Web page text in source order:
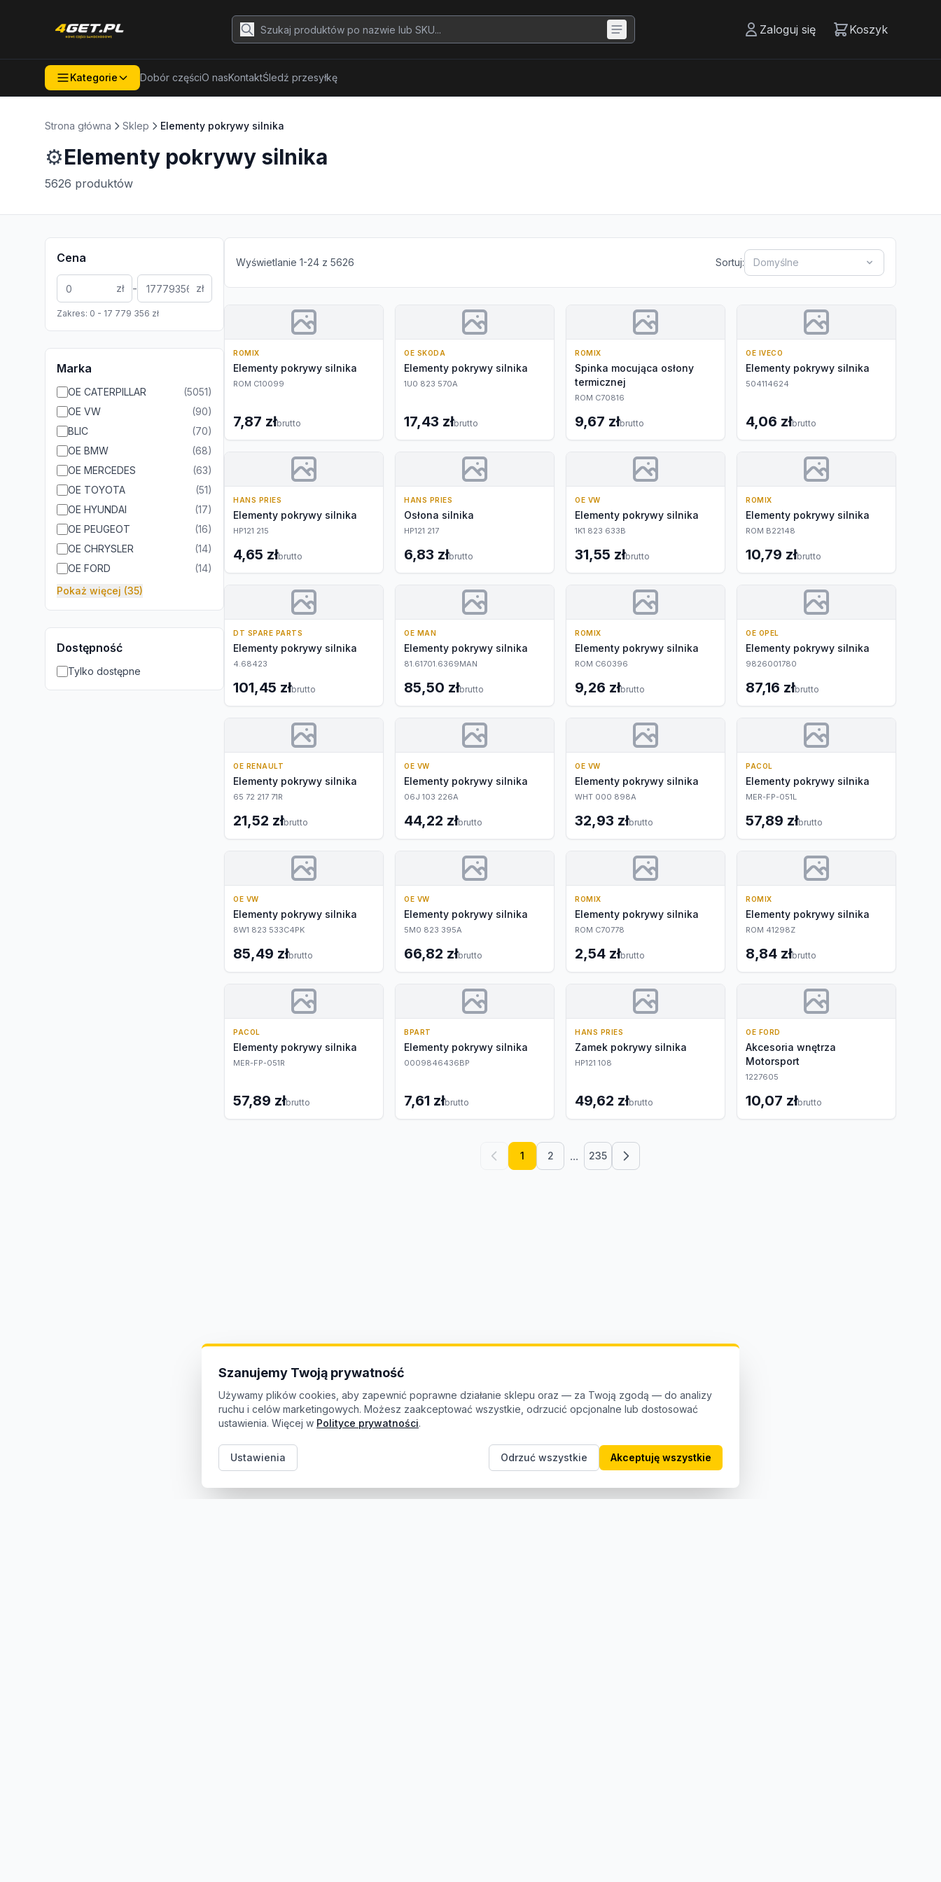
Zaloguj się Koszyk
Kategorie Dobór częściO nasKontaktŚledź przesyłkę
Strona główna Sklep Elementy pokrywy silnika
⚙️Elementy pokrywy silnika
5626 produktów
Cena
zł - zł
Zakres: 0 - 17 779 356 zł
Marka
OE CATERPILLAR (5051)
OE VW
(90)
BLIC
(70)
OE BMW
(68)
OE MERCEDES
(63)
OE TOYOTA
(51)
OE HYUNDAI
(17)
OE PEUGEOT
(16)
OE CHRYSLER
(14)
OE FORD
(14)
Pokaż więcej (35)
Dostępność
Tylko dostępne
Wyświetlanie 1-24 z 5626 Sortuj: Domyślne
ROMIX
Elementy pokrywy silnika
ROM C10099
7,87 złbrutto
OE SKODA
Elementy pokrywy silnika
1U0 823 570A
17,43 złbrutto
ROMIX
Spinka mocująca osłony
termicznej
ROM C70816
9,67 złbrutto
OE IVECO
Elementy pokrywy silnika
504114624
4,06 złbrutto
HANS PRIES
Elementy pokrywy silnika
HP121 215
4,65 złbrutto
HANS PRIES
Osłona silnika
HP121 217
6,83 złbrutto
OE VW
Elementy pokrywy silnika
1K1 823 633B
31,55 złbrutto
ROMIX
Elementy pokrywy silnika
ROM B22148
10,79 złbrutto
DT SPARE PARTS
Elementy pokrywy silnika
4.68423
101,45 złbrutto
OE MAN
Elementy pokrywy silnika
81.61701.6369MAN
85,50 złbrutto
ROMIX
Elementy pokrywy silnika
ROM C60396
9,26 złbrutto
OE OPEL
Elementy pokrywy silnika
9826001780
87,16 złbrutto
OE RENAULT
Elementy pokrywy silnika
65 72 217 71R
21,52 złbrutto
OE VW
Elementy pokrywy silnika
06J 103 226A
44,22 złbrutto
OE VW
Elementy pokrywy silnika
WHT 000 898A
32,93 złbrutto
PACOL
Elementy pokrywy silnika
MER-FP-051L
57,89 złbrutto
OE VW
Elementy pokrywy silnika
8W1 823 533C4PK
85,49 złbrutto
OE VW
Elementy pokrywy silnika
5M0 823 395A
66,82 złbrutto
ROMIX
Elementy pokrywy silnika
ROM C70778
2,54 złbrutto
ROMIX
Elementy pokrywy silnika
ROM 41298Z
8,84 złbrutto
PACOL
Elementy pokrywy silnika
MER-FP-051R
57,89 złbrutto
BPART
Elementy pokrywy silnika
0009846436BP
7,61 złbrutto
HANS PRIES
Zamek pokrywy silnika
HP121 108
49,62 złbrutto
OE FORD
Akcesoria wnętrza
Motorsport
1227605
10,07 złbrutto
1 2 ... 235
Szanujemy Twoją prywatność
Używamy plików cookies, aby zapewnić poprawne działanie sklepu oraz — za Twoją zgodą — do analizy
ruchu i celów marketingowych. Możesz zaakceptować wszystkie, odrzucić opcjonalne lub dostosować
ustawienia. Więcej w Polityce prywatności.
Ustawienia Odrzuć wszystkie Akceptuję wszystkie